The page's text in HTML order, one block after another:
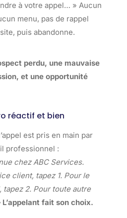
à votre appel… » Aucun
menu, pas de rappel
puis abandonne.
perdu, une mauvaise
et une opportunité
réactif et bien
est pris en main par
professionnel :
chez ABC Services.
client, tapez 1. Pour le
2. Pour toute autre
L’appelant fait son choix.